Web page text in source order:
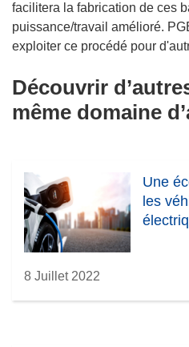
facilitera la fabrication de ces
puissance/travail amélioré.
exploiter ce procédé pour
Découvrir
même domaine
Une
les
8 Juillet 2022